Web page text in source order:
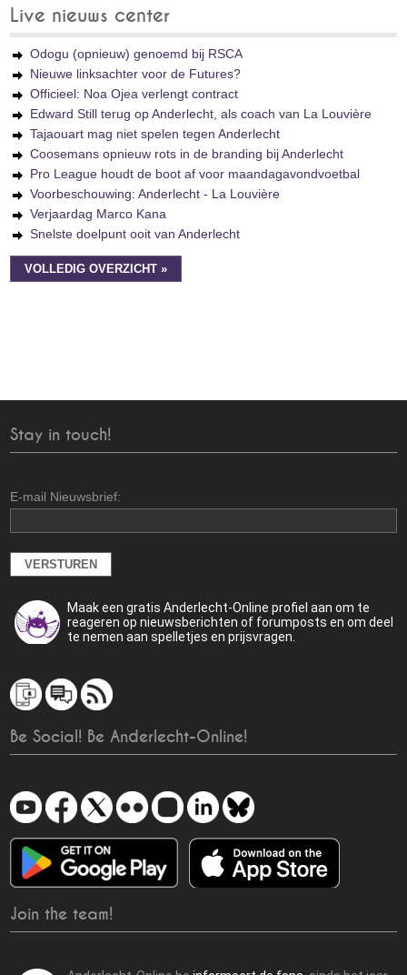
Live nieuws center
Odogu (opnieuw) genoemd bij RSCA
Nieuwe linksachter voor de Futures?
Officieel: Noa Ojea verlengt contract
Edward Still terug op Anderlecht, als coach van La Louvière
Tajaouart mag niet spelen tegen Anderlecht
Coosemans opnieuw rots in de branding bij Anderlecht
Pro League houdt de boot af voor maandagavondvoetbal
Voorbeschouwing: Anderlecht - La Louvière
Verjaardag Marco Kana
Snelste doelpunt ooit van Anderlecht
VOLLEDIG OVERZICHT »
Stay in touch!
E-mail Nieuwsbrief:
Maak een gratis Anderlecht-Online profiel aan om te
reageren op nieuwsberichten of forumposts en om deel
te nemen aan spelletjes en prijsvragen.
Be Social! Be Anderlecht-Online!
Join the team!